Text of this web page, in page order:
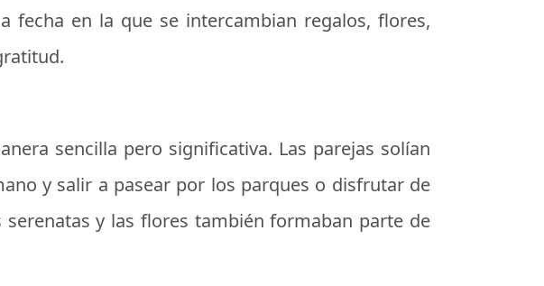
fecha en la que se intercambian regalos, flores,
sencilla pero significativa. Las parejas solían
y salir a pasear por los parques o disfrutar de
y las flores también formaban parte de